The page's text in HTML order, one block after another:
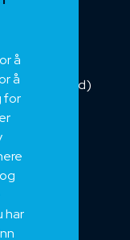
å
å
for
har
(Hybrid)